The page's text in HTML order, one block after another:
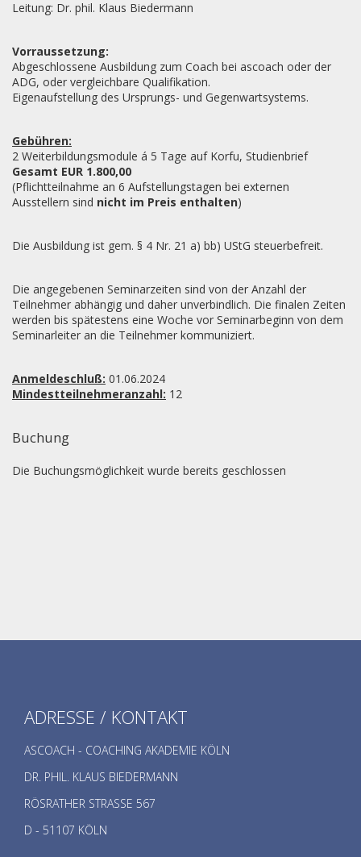
Leitung: Dr. phil. Klaus Biedermann
Vorraussetzung:
Abgeschlossene Ausbildung zum Coach bei ascoach oder der
ADG, oder vergleichbare Qualifikation.
Eigenaufstellung des Ursprungs- und Gegenwartsystems.
Gebühren:
2 Weiterbildungsmodule á 5 Tage auf Korfu, Studienbrief
Gesamt EUR 1.800,00
(Pflichtteilnahme an 6 Aufstellungstagen bei externen
Ausstellern sind nicht im Preis enthalten)
Die Ausbildung ist gem. § 4 Nr. 21 a) bb) UStG steuerbefreit.
Die angegebenen Seminarzeiten sind von der Anzahl der
Teilnehmer abhängig und daher unverbindlich. Die finalen Zeiten
werden bis spätestens eine Woche vor Seminarbeginn von dem
Seminarleiter an die Teilnehmer kommuniziert.
Anmeldeschluß: 01.06.2024
Mindestteilnehmeranzahl: 12
Buchung
Die Buchungsmöglichkeit wurde bereits geschlossen
ADRESSE / KONTAKT
ASCOACH - COACHING AKADEMIE KÖLN
DR. PHIL. KLAUS BIEDERMANN
RÖSRATHER STRASSE 567
D - 51107 KÖLN